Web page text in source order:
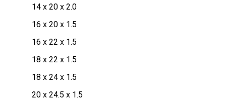
14 x 20 x 2.0
16 x 20 x 1.5
16 x 22 x 1.5
18 x 22 x 1.5
18 x 24 x 1.5
20 x 24.5 x 1.5